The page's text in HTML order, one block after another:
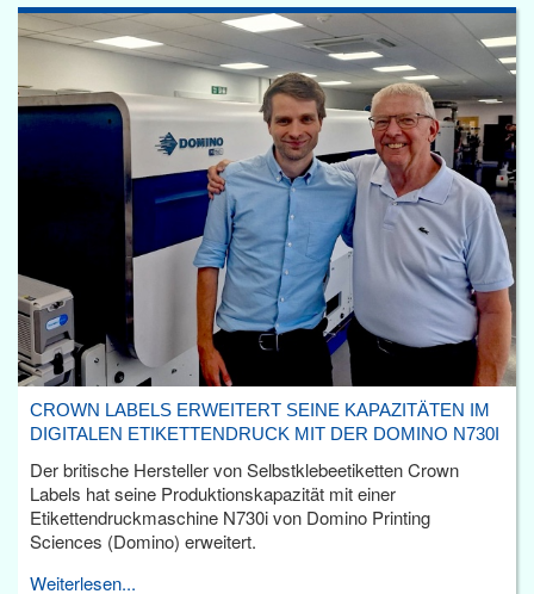
CROWN LABELS ERWEITERT SEINE KAPAZITÄTEN IM
DIGITALEN ETIKETTENDRUCK MIT DER DOMINO N730I
Der britische Hersteller von Selbstklebeetiketten Crown
Labels hat seine Produktionskapazität mit einer
Etikettendruckmaschine N730i von Domino Printing
Sciences (Domino) erweitert.
Weiterlesen...